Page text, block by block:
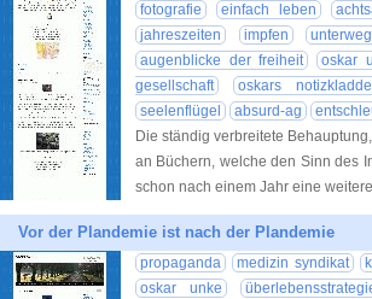
fotografie
einfach leben
jahreszeiten
impfen
augenblicke der freiheit
oskar
gesellschaft
oskars notizkladde
seelenflügel
absurd-ag
Die ständig verbreitete
an Büchern, welche den Sinn des
schon nach einem Jahr eine
Vor der Plandemie ist nach der Plandemie
propaganda medizin syndikat
oskar unke